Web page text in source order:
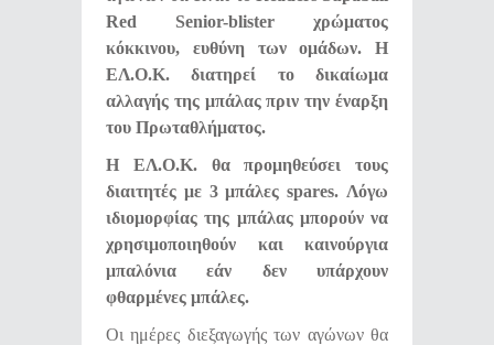
Red Senior-blister χρώματος
κόκκινου, ευθύνη των ομάδων. Η
ΕΛ.Ο.Κ. διατηρεί το δικαίωμα
αλλαγής της μπάλας πριν την έναρξη
του Πρωταθλήματος.
Η ΕΛ.Ο.Κ. θα προμηθεύσει τους
διαιτητές με 3 μπάλες spares. Λόγω
ιδιομορφίας της μπάλας μπορούν να
χρησιμοποιηθούν και καινούργια
μπαλόνια εάν δεν υπάρχουν
φθαρμένες μπάλες.
Οι ημέρες διεξαγωγής των αγώνων θα